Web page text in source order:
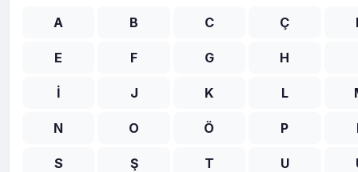
A B C Ç
E F G H
İ J K L
N O Ö P
S Ş T U